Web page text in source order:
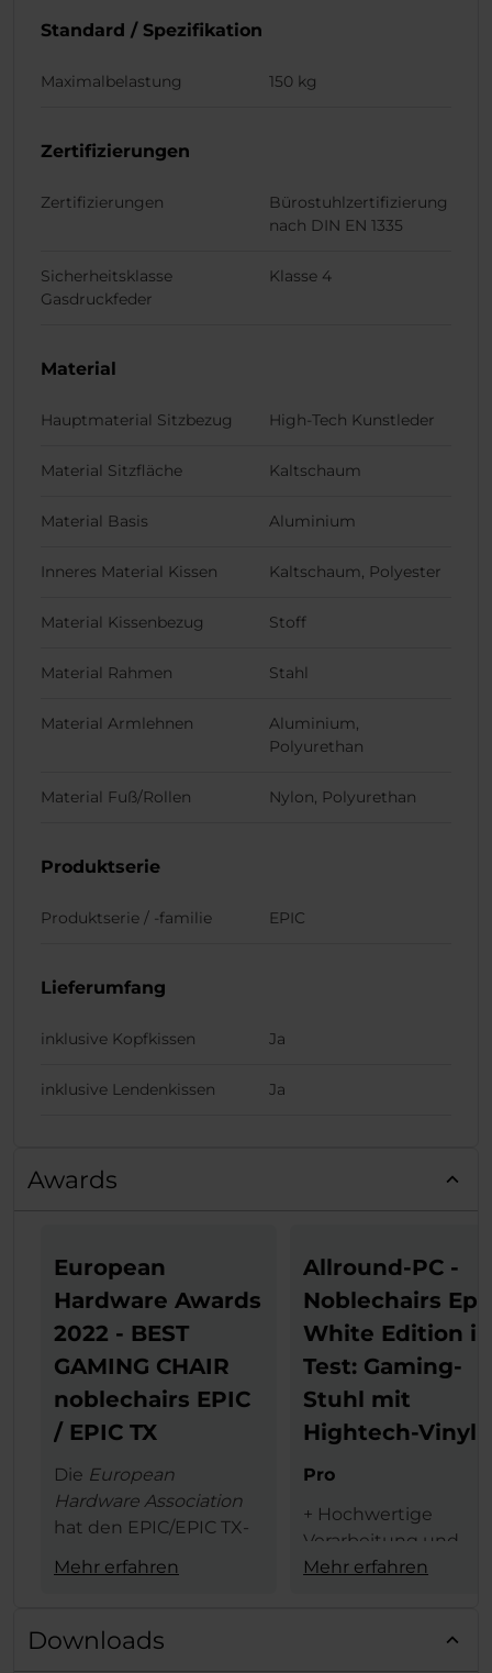
Standard / Spezifikation
Maximalbelastung 150 kg
Zertifizierungen
Zertifizierungen
Bürostuhlzertifizierung
nach DIN EN 1335
Sicherheitsklasse
Gasdruckfeder
Klasse 4
Material
Hauptmaterial Sitzbezug High-Tech Kunstleder
Material Sitzfläche Kaltschaum
Material Basis Aluminium
Inneres Material Kissen Kaltschaum, Polyester
Material Kissenbezug Stoff
Material Rahmen Stahl
Material Armlehnen
Aluminium,
Polyurethan
Material Fuß/Rollen Nylon, Polyurethan
Produktserie
Produktserie / -familie EPIC
Lieferumfang
inklusive Kopfkissen Ja
inklusive Lendenkissen Ja
Awards
European
Hardware Awards
2022 - BEST
GAMING CHAIR
noblechairs EPIC
/ EPIC TX
Die European
Hardware Association
hat den EPIC/EPIC TX-
den begehrten
Award in der
Mehr erfahren
Allround-PC -
Noblechairs
White Edition
Test: Gaming-
Stuhl mit
Hightech-Vinyl
Pro
+ Hochwertige
Verarbeitung und
Materialauswahl
+ hoher Sitzkomfort
Mehr erfahren
Downloads